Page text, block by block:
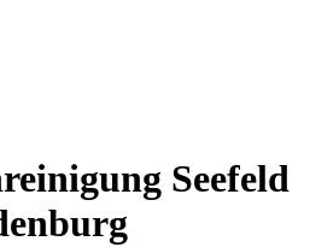
Seefeld